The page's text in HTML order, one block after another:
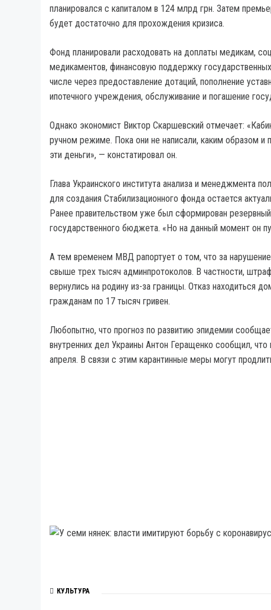
планировался с капиталом в 124 млрд грн. Затем
будет достаточно для прохождения кризиса.
Фонд планировали расходовать на доплаты медикам,
медикаментов, финансовую поддержку
числе через предоставление дотаций, пополнение
ипотечного учреждения, обслуживание и погашение
Однако экономист Виктор Скаршевский отмечает:
ручном режиме. Пока они не написали, каким образом и
эти деньги», — констатировал он.
Глава Украинского института анализа и менеджмента
для создания Стабилизационного фонда остается
Ранее правительством уже был сформирован
государственного бюджета. «Но на данный момент он
А тем временем МВД рапортует о том, что за
свыше трех тысяч админпротоколов. В частности,
вернулись на родину из-за границы. Отказ находиться
гражданам по 17 тысяч гривен.
Любопытно, что прогноз по развитию эпидемии
внутренних дел Украины Антон Геращенко сообщил,
апреля. В связи с этим карантинные меры могут
КУЛЬТУРА